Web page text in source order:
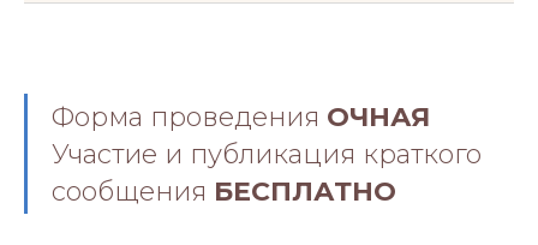
Форма проведения ОЧНАЯ
Участие и публикация краткого
сообщения БЕСПЛАТНО